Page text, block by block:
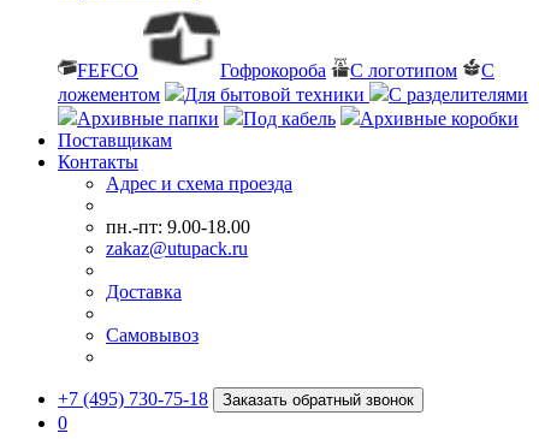
FEFCO Гофрокороба С логотипом
С
ложементом
Для бытовой техники
С разделителями
Архивные папки
Под кабель
Архивные коробки
Поставщикам
Контакты
Адрес и схема проезда
пн.-пт: 9.00-18.00
zakaz@utupack.ru
Доставка
Самовывоз
+7 (495) 730-75-18 Заказать обратный звонок
0